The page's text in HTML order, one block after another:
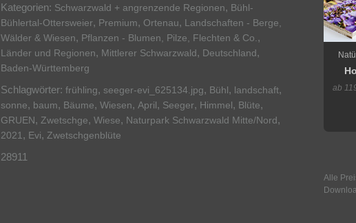
Kategorien: Schwarzwald + angrenzende Regionen, Bühl-
Bühlertal-Ottersweier, Premium, Ortenau, Landschaften - Berge,
Wälder & Wiesen, Pflanzen - Blumen, Pilze, Flechten & Co. ,
Länder und Regionen, Mittlerer Schwarzwald, Deutschland,
Baden-Württemberg
Schlagwörter: frühling, seeger-evi_625134.jpg, Bühl, landschaft,
sonne, baum, Bäume, Wiesen, April, Seeger, Himmel, Blüte,
GRUEN, Zwetschge, Wiese, Naturpark Schwarzwald Mitte/Nord,
2021 , Evi, Zwetschgenblüte
28911
ab
Alle